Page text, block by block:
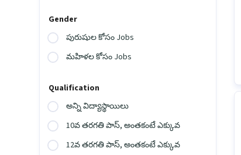
Gender
పురుషుల కోసం Jobs
మహిళల కోసం Jobs
Qualification
అన్ని విద్యాస్థాయిలు
10వ తరగతి పాస్, అంతకంటే ఎక్కువ
12వ తరగతి పాస్, అంతకంటే ఎక్కువ